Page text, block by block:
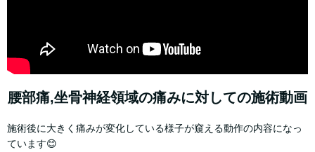
腰部痛,坐骨神経領域の痛みに対しての施術動画
施術後に大きく痛みが変化している様子が窺える動作の内容になっ
ています😊